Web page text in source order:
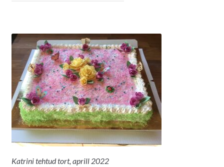
Katrini tehtud tort, aprill 2022